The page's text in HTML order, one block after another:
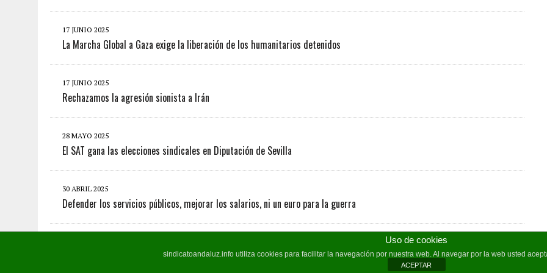
17 JUNIO 2025
La Marcha Global a Gaza exige la liberación de los humanitarios detenidos
17 JUNIO 2025
Rechazamos la agresión sionista a Irán
28 MAYO 2025
El SAT gana las elecciones sindicales en Diputación de Sevilla
30 ABRIL 2025
Defender los servicios públicos, mejorar los salarios, ni un euro para la guerra
Uso de cookies
sindicatoandaluz.info utiliza cookies para facilitar la navegación por nuestra web. Al navegar por la web usted
ACEPTAR